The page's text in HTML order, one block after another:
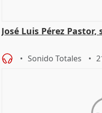
José Luis Pérez
Sonido Totales